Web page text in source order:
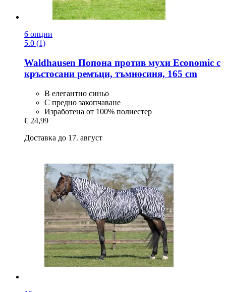
6 опции
5.0 (1)
Waldhausen Попона против мухи Economic с
кръстосани ремъци, тъмносиня, 165 cm
В елегантно синьо
С предно закопчаване
Изработена от 100% полиестер
€ 24,99
Доставка до 17. август